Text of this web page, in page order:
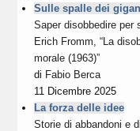
Sulle spalle dei
Saper disobbedire per
Erich Fromm, “La
morale (1963)”
di Fabio Berca
11 Dicembre 2025
La forza delle idee
Storie di abbandoni e